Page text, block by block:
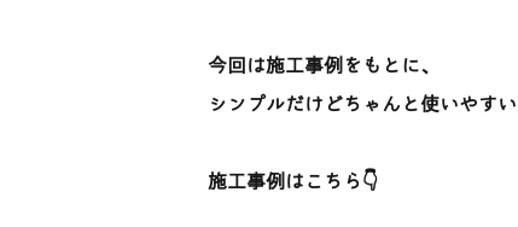
今回は施工事例をもとに、
シンプルだけどちゃんと使いやす
施工事例はこちら👇